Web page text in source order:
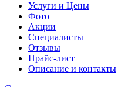
Услуги и Цены
Фото
Акции
Специалисты
Отзывы
Прайс-лист
Описание и контакты